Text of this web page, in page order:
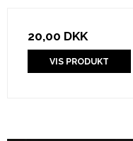
20,00 DKK
VIS PRODUKT